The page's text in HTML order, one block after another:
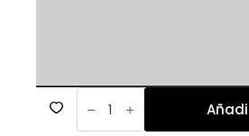
585
cantidad